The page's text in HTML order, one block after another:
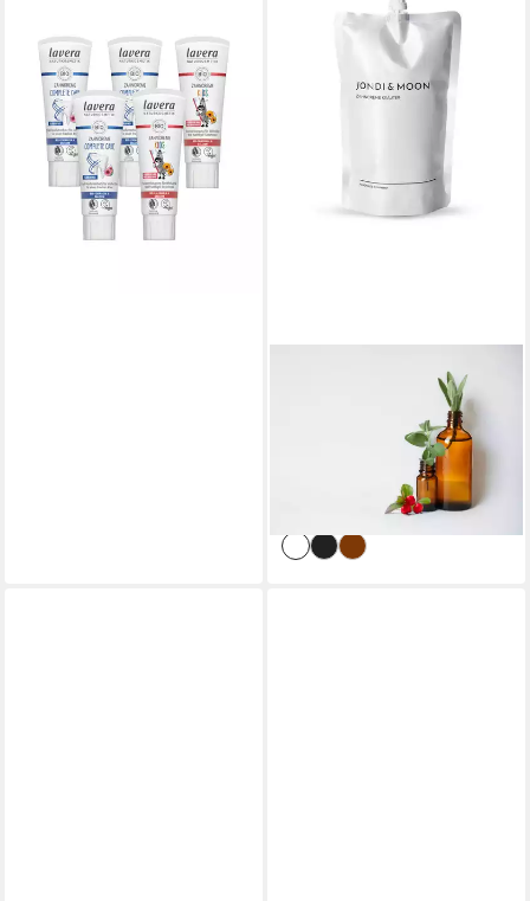
Set, (375-St)
17,65 €
(4,71 €/ 100 ml)
lieferbar - in 2-3 Werktagen bei dir
Zahnpasta JONDI&MOON
Kräuter-Zahnpasta mit Fluorid
– natürlich & nachfüllbar
lieferbar - in 4-5 Werktagen bei dir